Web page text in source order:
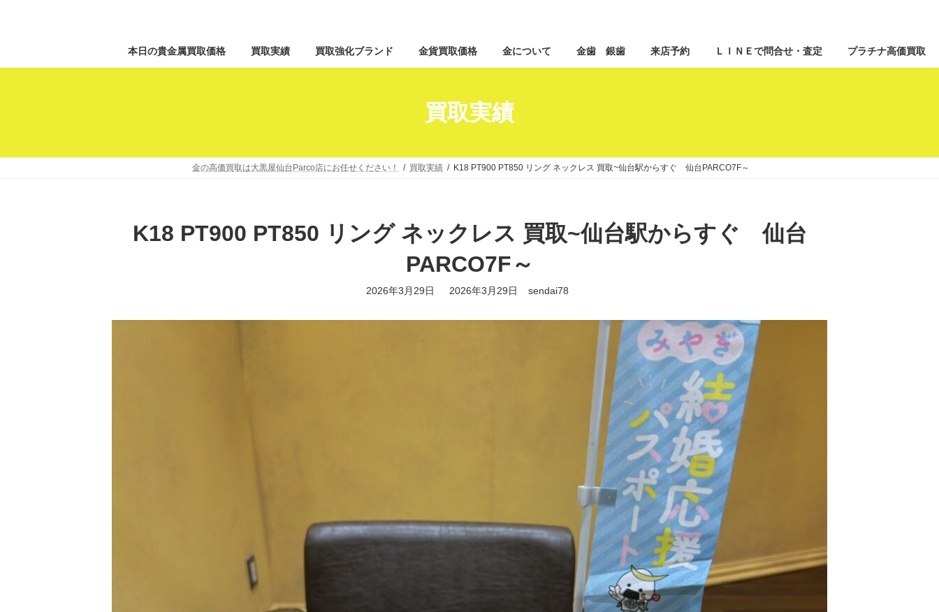
ン
テ
ツ
へ
ッ
プ
ビ
ゲ
シ
ョ
移
動
本日の貴金属買取価格 買取実績 買取強化ブランド 金貨買取価格 金について 金歯 銀歯 来店予約 ＬＩＮＥで問合せ・査定 プラチナ高価買取
買取実績
金の高価買取は大黒屋仙台Parco店にお任せください！ 買取実績 K18 PT900 PT850 リング ネックレス 買取~仙台駅からすぐ 仙台PARCO7F～
K18 PT900 PT850 リング ネックレス 買取~仙台駅からすぐ 仙台
PARCO7F～
2026年3月29日
最
2026年3月29日 sendai78